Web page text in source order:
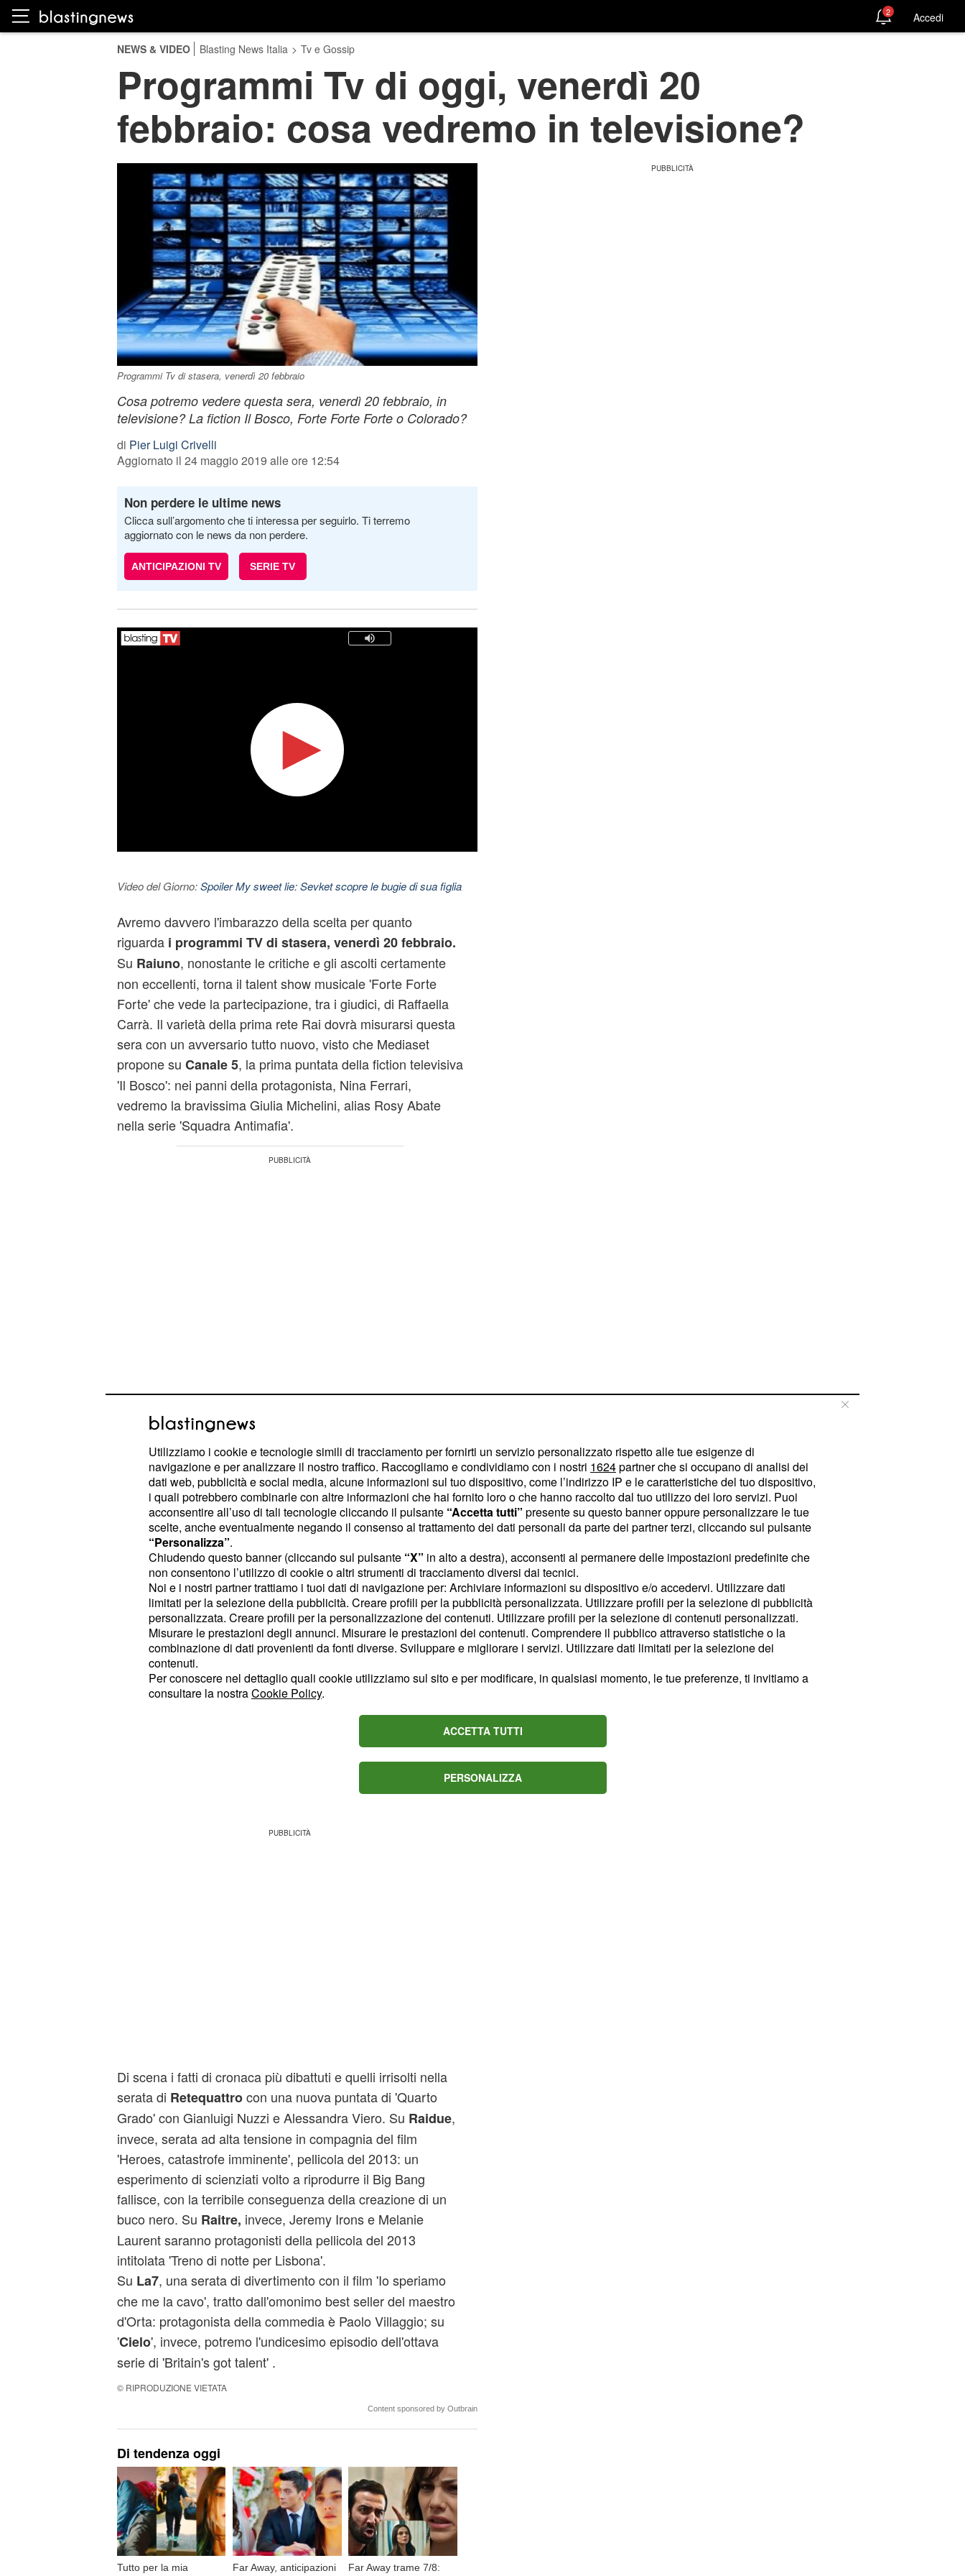
2 Accedi
NEWS & VIDEO Blasting News Italia > Tv e Gossip
Programmi Tv di oggi, venerdì 20
febbraio: cosa vedremo in televisione?
Programmi Tv di stasera, venerdì 20 febbraio
Cosa potremo vedere questa sera, venerdì 20 febbraio, in
televisione? La fiction Il Bosco, Forte Forte Forte o Colorado?
di Pier Luigi Crivelli
Aggiornato il 24 maggio 2019 alle ore 12:54
Non perdere le ultime news
Clicca sull’argomento che ti interessa per seguirlo. Ti terremo
aggiornato con le news da non perdere.
ANTICIPAZIONI TV SERIE TV
Video del Giorno:Spoiler My sweet lie: Sevket scopre le bugie di sua figlia
Avremo davvero l'imbarazzo della scelta per quanto
riguarda i programmi TV di stasera, venerdì 20 febbraio.
Su Raiuno, nonostante le critiche e gli ascolti certamente
non eccellenti, torna il talent show musicale 'Forte Forte
Forte' che vede la partecipazione, tra i giudici, di Raffaella
Carrà. Il varietà della prima rete Rai dovrà misurarsi questa
sera con un avversario tutto nuovo, visto che Mediaset
propone su Canale 5, la prima puntata della fiction televisiva
'Il Bosco': nei panni della protagonista, Nina Ferrari,
vedremo la bravissima Giulia Michelini, alias Rosy Abate
nella serie 'Squadra Antimafia'.
che, a distanza di anni, torna nel proprio paese, per
insegnare all'Università ma proprio questo ritorno alla sua
giovinezza le causerà una serie di turbamenti legati alla
misteriosa scomparsa della madre. Da qui inizieranno
intrighi, misteri e verità nascoste che terranno con il fiato
sospeso i telespettatori.
Programmi TV di stasera, venerdì 20 febbraio:
Forte forte forte, Il Bosco, Colorado e Quarto
Grado
La programmazione televisiva di questa sera, venerdì 19
febbraio, offre però delle alternative interessanti: suItalia
, per esempio, torna uno dei varietà comici più amati
televisione, ovvero Colorado. In questa nuova edizione
(la sedicesima) Paolo Ruffini sarà affiancato da Diana Del
Bufalo: la coppia presenterà i comici che si alterneranno sul
palcoscenico dello show, alcuni conosciutissimi come Pucci,
Di scena i fatti di cronaca più dibattuti e quelli irrisolti nella
serata di Retequattrocon una nuova puntata di 'Quarto
Grado' con Gianluigi Nuzzi e Alessandra Viero. Su Raidue,
invece, serata ad alta tensione in compagnia del film
'Heroes, catastrofe imminente', pellicola del 2013: un
esperimento di scienziati volto a riprodurre il Big Bang
fallisce, con la terribile conseguenza della creazione di un
buco nero. Su Raitre, invece, Jeremy Irons e Melanie
Laurent saranno protagonisti della pellicola del 2013
intitolata 'Treno di notte per Lisbona'.
Su La7, una serata di divertimento con il film 'Io speriamo
che me la cavo', tratto dall'omonimo best seller del maestro
d'Orta: protagonista della commedia è Paolo Villaggio; su
'Cielo', invece, potremo l'undicesimo episodio dell'ottava
serie di 'Britain's got talent' .
© RIPRODUZIONE VIETATA
Content sponsored by Outbrain
Di tendenza oggi
Tutto per la mia
Far Away, anticipazioni
Far Away trame 7/8:
Utilizziamo i cookie e tecnologie simili di tracciamento per fornirti un servizio personalizzato rispetto alle tue esigenze di
navigazione e per analizzare il nostro traffico. Raccogliamo e condividiamo con i nostri 1624partner che si occupano di analisi dei
dati web, pubblicità e social media, alcune informazioni sul tuo dispositivo, come l’indirizzo IP e le caratteristiche del tuo dispositivo,
i quali potrebbero combinarle con altre informazioni che hai fornito loro o che hanno raccolto dal tuo utilizzo dei loro servizi. Puoi
acconsentire all’uso di tali tecnologie cliccando il pulsante “Accetta tutti” presente su questo banner oppure personalizzare le tue
scelte, anche eventualmente negando il consenso al trattamento dei dati personali da parte dei partner terzi, cliccando sul pulsante
“Personalizza”.
Chiudendo questo banner (cliccando sul pulsante “X” in alto a destra), acconsenti al permanere delle impostazioni predefinite che
non consentono l’utilizzo di cookie o altri strumenti di tracciamento diversi dai tecnici.
Noi e i nostri partner trattiamo i tuoi dati di navigazione per: Archiviare informazioni su dispositivo e/o accedervi. Utilizzare dati
limitati per la selezione della pubblicità. Creare profili per la pubblicità personalizzata. Utilizzare profili per la selezione di pubblicità
personalizzata. Creare profili per la personalizzazione dei contenuti. Utilizzare profili per la selezione di contenuti personalizzati.
Misurare le prestazioni degli annunci. Misurare le prestazioni dei contenuti. Comprendere il pubblico attraverso statistiche o la
combinazione di dati provenienti da fonti diverse. Sviluppare e migliorare i servizi. Utilizzare dati limitati per la selezione dei
contenuti.
Per conoscere nel dettaglio quali cookie utilizziamo sul sito e per modificare, in qualsiasi momento, le tue preferenze, ti invitiamo a
consultare la nostraCookie Policy.
ACCETTA TUTTI
PERSONALIZZA